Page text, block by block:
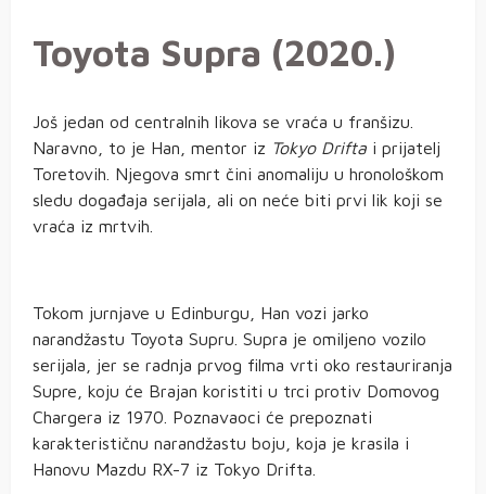
Toyota Supra (2020.)
Još jedan od centralnih likova se vraća u franšizu.
Naravno, to je Han, mentor iz Tokyo Drifta i prijatelj
Toretovih. Njegova smrt čini anomaliju u hronološkom
sledu događaja serijala, ali on neće biti prvi lik koji se
vraća iz mrtvih.
Tokom jurnjave u Edinburgu, Han vozi jarko
narandžastu Toyota Supru. Supra je omiljeno vozilo
serijala, jer se radnja prvog filma vrti oko restauriranja
Supre, koju će Brajan koristiti u trci protiv Domovog
Chargera iz 1970. Poznavaoci će prepoznati
karakterističnu narandžastu boju, koja je krasila i
Hanovu Mazdu RX-7 iz Tokyo Drifta.